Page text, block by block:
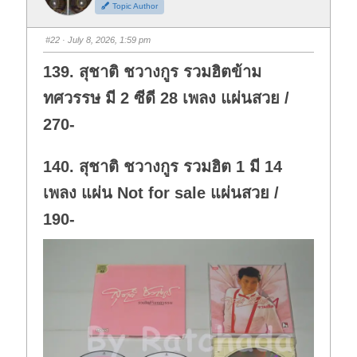
u
m
d
o
n
.
u
m
u
p
Topic Author
#22 · July 8, 2026, 1:59 pm
139. สุชาติ ชวางกูร รวมฮิตข้าม
ทศวรรษ มี 2 ซีดี 28 เพลง แผ่นสวย /
270-
140. สุชาติ ชวางกูร รวมฮิต 1 มี 14
เพลง แผ่น Not for sale แผ่นสวย /
190-